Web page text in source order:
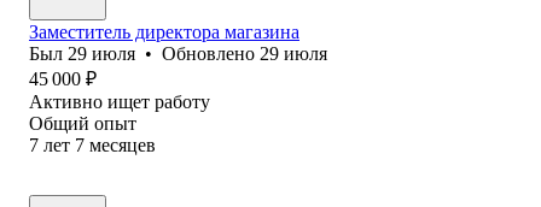
Заместитель директора магазина
Был 29 июля • Обновлено 29 июля
45 000 ₽
Активно ищет работу
Общий опыт
7 лет 7 месяцев